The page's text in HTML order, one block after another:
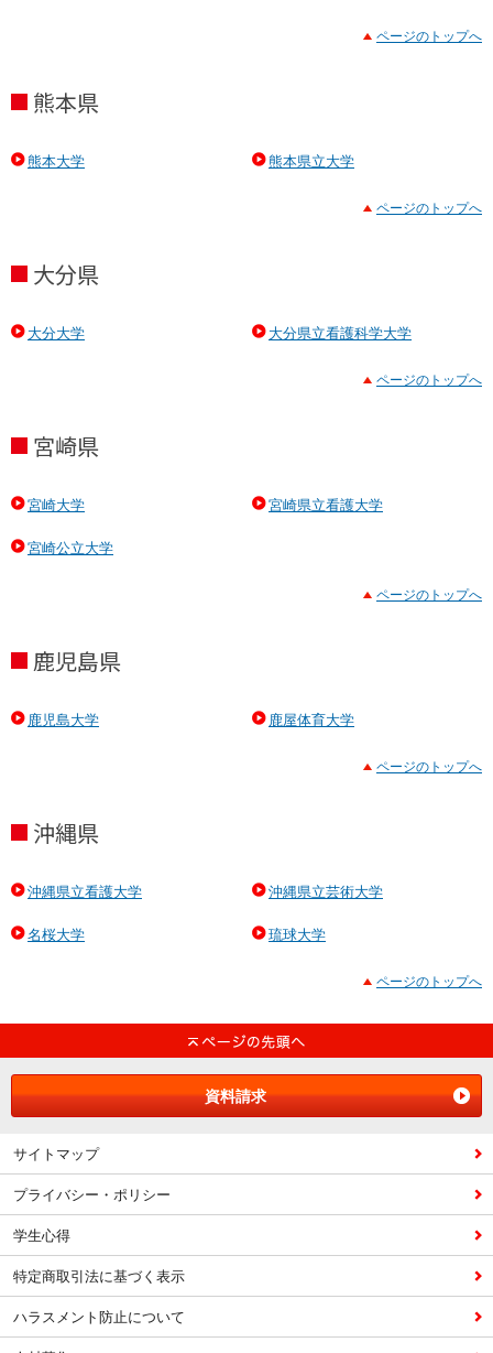
ページのトップへ
熊本県
熊本大学 熊本県立大学
ページのトップへ
大分県
大分大学 大分県立看護科学大学
ページのトップへ
宮崎県
宮崎大学 宮崎県立看護大学
宮崎公立大学
ページのトップへ
鹿児島県
鹿児島大学 鹿屋体育大学
ページのトップへ
沖縄県
沖縄県立看護大学 沖縄県立芸術大学
名桜大学 琉球大学
ページのトップへ
資料請求
サイトマップ
プライバシー・ポリシー
学生心得
特定商取引法に基づく表示
ハラスメント防止について